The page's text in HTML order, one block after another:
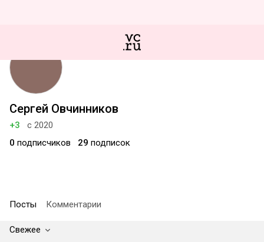
Сергей Овчинников
+3
с 2020
0 подписчиков 29 подписок
Посты Комментарии
Свежее